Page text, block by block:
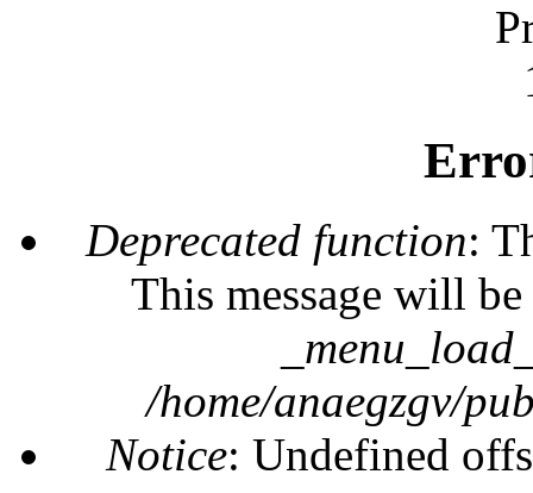
Deprecated function:
This message will
/home/anaegzgv/
Notice: Undefined